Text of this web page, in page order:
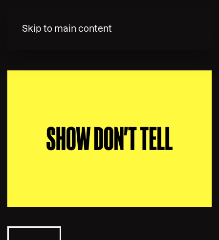
Skip to main content